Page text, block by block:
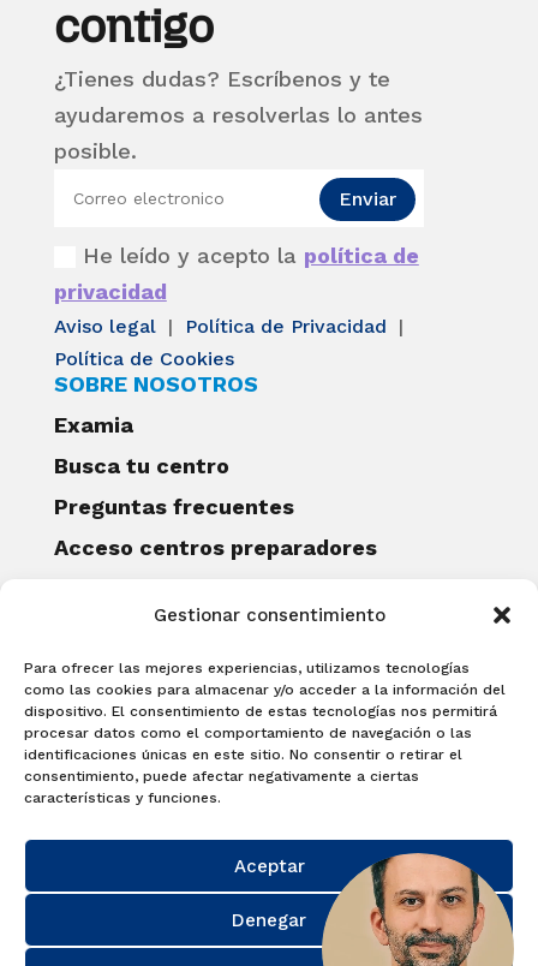
Gestionar consentimiento
Para ofrecer las mejores experiencias, utilizamos tecnologías
como las cookies para almacenar y/o acceder a la información del
dispositivo. El consentimiento de estas tecnologías nos permitirá
procesar datos como el comportamiento de navegación o las
identificaciones únicas en este sitio. No consentir o retirar el
consentimiento, puede afectar negativamente a ciertas
características y funciones.
Aceptar
Denegar
contigo
¿Tienes dudas? Escríbenos y te
ayudaremos a resolverlas lo antes
posible.
He leído y acepto la política de
privacidad
Enviar
Aviso legal | Política de Privacidad
|
Política de Cookies
SOBRE NOSOTROS
Examia
Busca tu centro
Preguntas frecuentes
Acceso centros preparadores
Becas Examia
Contacto
CERTIFICACIONES
Linguaskill
Cambridge English Qualifications
EXAMÍNATE
Matricúlate con nosotros y obtén tu